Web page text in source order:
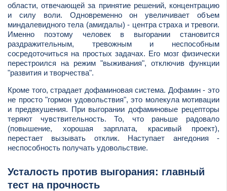
области, отвечающей за принятие решений, концентрацию
и силу воли. Одновременно он увеличивает объем
миндалевидного тела (амигдалы) - центра страха и тревоги.
Именно поэтому человек в выгорании становится
раздражительным, тревожным и неспособным
сосредоточиться на простых задачах. Его мозг физически
перестроился на режим "выживания", отключив функции
"развития и творчества".
Кроме того, страдает дофаминовая система. Дофамин - это
не просто "гормон удовольствия", это молекула мотивации
и предвкушения. При выгорании дофаминовые рецепторы
теряют чувствительность. То, что раньше радовало
(повышение, хорошая зарплата, красивый проект),
перестает вызывать отклик. Наступает ангедония -
неспособность получать удовольствие.
Усталость против выгорания: главный
тест на прочность